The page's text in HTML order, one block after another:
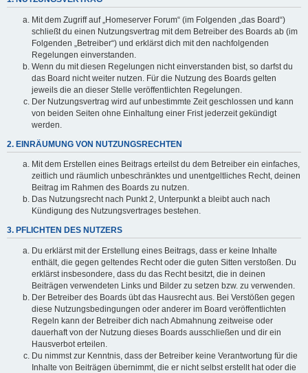
Mit dem Zugriff auf „Homeserver Forum“ (im Folgenden „das Board“)
schließt du einen Nutzungsvertrag mit dem Betreiber des Boards ab (im
Folgenden „Betreiber“) und erklärst dich mit den nachfolgenden
Regelungen einverstanden.
Wenn du mit diesen Regelungen nicht einverstanden bist, so darfst du
das Board nicht weiter nutzen. Für die Nutzung des Boards gelten
jeweils die an dieser Stelle veröffentlichten Regelungen.
Der Nutzungsvertrag wird auf unbestimmte Zeit geschlossen und kann
von beiden Seiten ohne Einhaltung einer Frist jederzeit gekündigt
werden.
2. EINRÄUMUNG VON NUTZUNGSRECHTEN
Mit dem Erstellen eines Beitrags erteilst du dem Betreiber ein einfaches,
zeitlich und räumlich unbeschränktes und unentgeltliches Recht, deinen
Beitrag im Rahmen des Boards zu nutzen.
Das Nutzungsrecht nach Punkt 2, Unterpunkt a bleibt auch nach
Kündigung des Nutzungsvertrages bestehen.
3. PFLICHTEN DES NUTZERS
Du erklärst mit der Erstellung eines Beitrags, dass er keine Inhalte
enthält, die gegen geltendes Recht oder die guten Sitten verstoßen. Du
erklärst insbesondere, dass du das Recht besitzt, die in deinen
Beiträgen verwendeten Links und Bilder zu setzen bzw. zu verwenden.
Der Betreiber des Boards übt das Hausrecht aus. Bei Verstößen gegen
diese Nutzungsbedingungen oder anderer im Board veröffentlichten
Regeln kann der Betreiber dich nach Abmahnung zeitweise oder
dauerhaft von der Nutzung dieses Boards ausschließen und dir ein
Hausverbot erteilen.
Du nimmst zur Kenntnis, dass der Betreiber keine Verantwortung für die
Inhalte von Beiträgen übernimmt, die er nicht selbst erstellt hat oder die